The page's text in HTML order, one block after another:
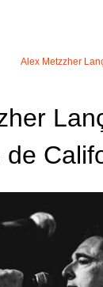
Alex Metzzher
de